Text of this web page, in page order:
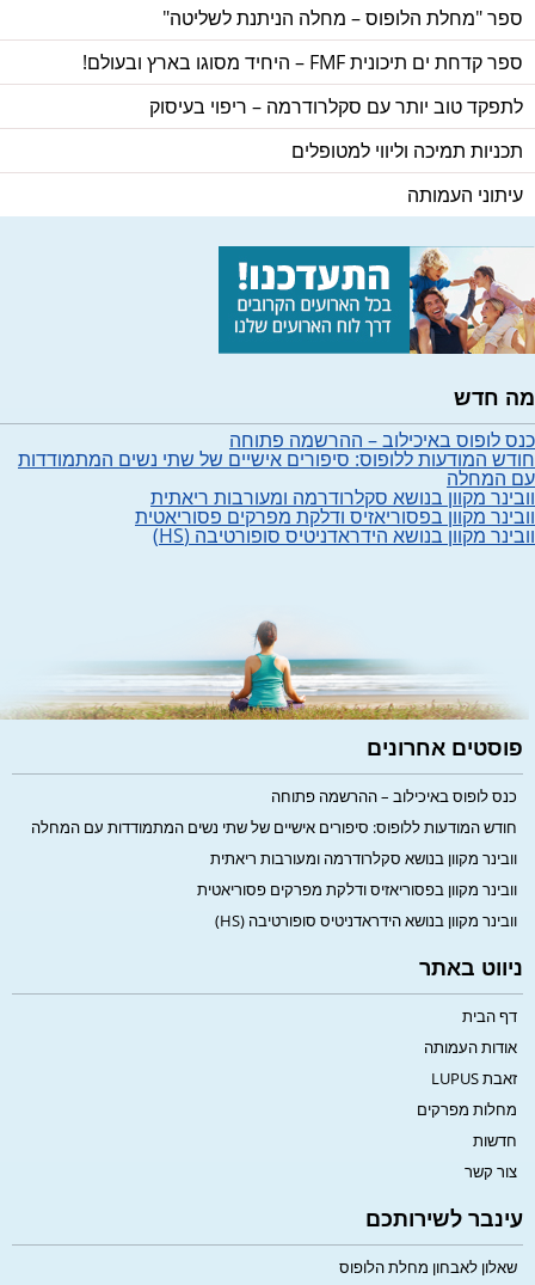
ספר "מחלת הלופוס – מחלה הניתנת לשליטה"
ספר קדחת ים תיכונית FMF – היחיד מסוגו בארץ ובעולם!
לתפקד טוב יותר עם סקלרודרמה – ריפוי בעיסוק
תכניות תמיכה וליווי למטופלים
עיתוני העמותה
מה חדש
כנס לופוס באיכילוב – ההרשמה פתוחה
חודש המודעות ללופוס: סיפורים אישיים של שתי נשים המתמודדות
עם המחלה
וובינר מקוון בנושא סקלרודרמה ומעורבות ריאתית
וובינר מקוון בפסוריאזיס ודלקת מפרקים פסוריאטית
וובינר מקוון בנושא הידראדניטיס סופורטיבה (HS)
פוסטים אחרונים
כנס לופוס באיכילוב – ההרשמה פתוחה
חודש המודעות ללופוס: סיפורים אישיים של שתי נשים המתמודדות עם המחלה
וובינר מקוון בנושא סקלרודרמה ומעורבות ריאתית
וובינר מקוון בפסוריאזיס ודלקת מפרקים פסוריאטית
וובינר מקוון בנושא הידראדניטיס סופורטיבה (HS)
ניווט באתר
דף הבית
אודות העמותה
זאבת LUPUS
מחלות מפרקים
חדשות
צור קשר
עינבר לשירותכם
שאלון לאבחון מחלת הלופוס